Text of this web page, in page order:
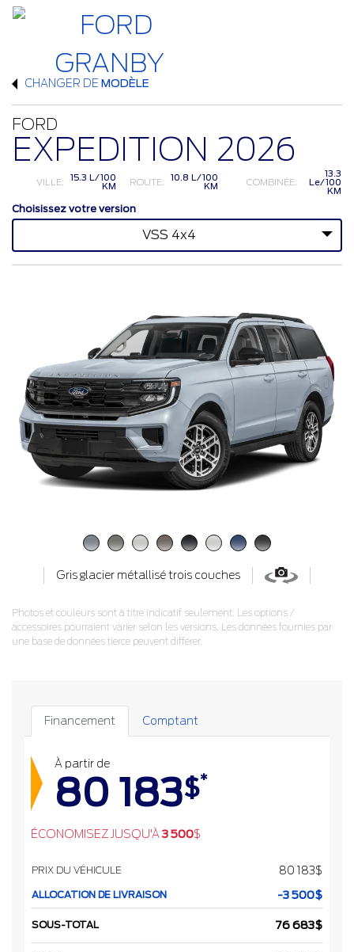
CHANGER DE MODÈLE
FORD
EXPEDITION 2026
VILLE: 15.3 L/100
KM ROUTE: 10.8 L/100
KM COMBINÉE:
13.3
Le/100
KM
Choisissez votre version
VSS 4x4
Gris glacier métallisé trois couches
Photos et couleurs sont à titre indicatif seulement. Les options /
accessoires pourraient varier selon les versions. Les données fournies par
une base de données tierce peuvent différer.
Financement Comptant
À partir de
80 183$*
ÉCONOMISEZ JUSQU'À3 500$
PRIX DU VÉHICULE 80 183$
ALLOCATION DE LIVRAISON -3 500$
SOUS-TOTAL 76 683$